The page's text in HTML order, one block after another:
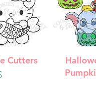
Cutters